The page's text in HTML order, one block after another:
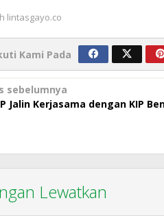
lintasgayo.co
Kami Pada
sebelumnya
Jalin Kerjasama dengan KIP
Lewatkan